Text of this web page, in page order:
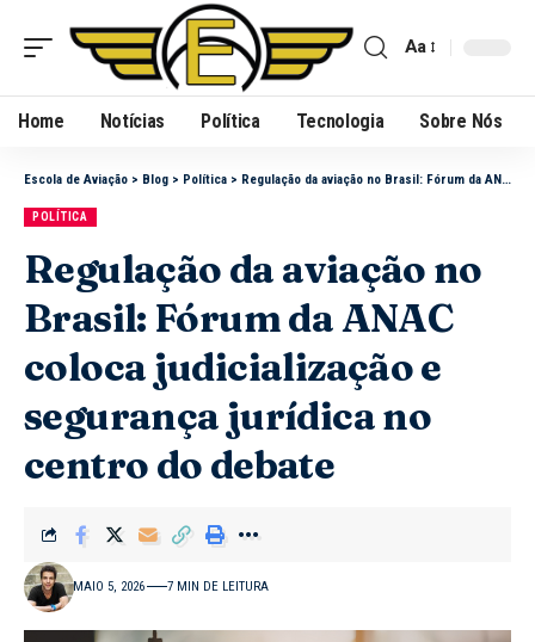
Aa
Home Notícias Política Tecnologia Sobre Nós
Escola de Aviação > Blog > Política > Regulação da aviação no Brasil: Fórum da ANAC coloca judicialização e segurança jurídica no centro do debate
POLÍTICA
Regulação da aviação no
Brasil: Fórum da ANAC
coloca judicialização e
segurança jurídica no
centro do debate
MAIO 5, 2026 7 MIN DE LEITURA